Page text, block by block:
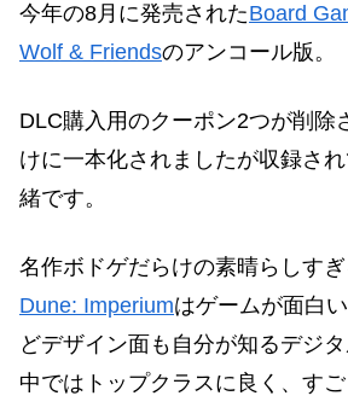
今年の8月に発売されたBoard
Wolf & Friendsのアンコール版。
DLC購入用のクーポン2つが削除
けに一本化されましたが収録さ
緒です。
名作ボドゲだらけの素晴らしす
Dune: Imperiumはゲームが面白
どデザイン面も自分が知るデジ
中ではトップクラスに良く、すご